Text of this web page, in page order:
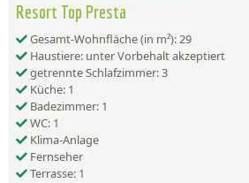
Resort Top Presta
Gesamt-Wohnfläche (in m²): 29
Haustiere: unter Vorbehalt akzeptiert
getrennte Schlafzimmer: 3
Küche: 1
Badezimmer: 1
WC: 1
Klima-Anlage
Fernseher
Terrasse: 1